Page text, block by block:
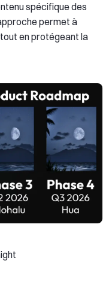
spécifique des
permet à
en protégeant la